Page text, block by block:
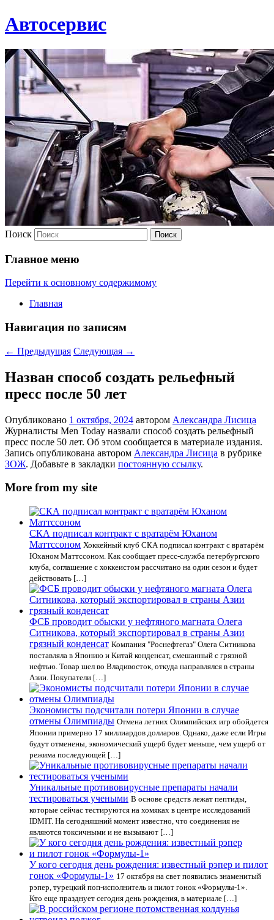
Автосервис
Поиск
Главное меню
Перейти к основному содержимому
Главная
Навигация по записям
← Предыдущая Следующая →
Назван способ создать рельефный
пресс после 50 лет
Опубликовано 1 октября, 2024 автором Александра Лисица
Журналисты Men Today назвали способ создать рельефный
пресс после 50 лет. Об этом сообщается в материале издания.
Запись опубликована автором Александра Лисица в рубрике
ЗОЖ. Добавьте в закладки постоянную ссылку.
More from my site
СКА подписал контракт с вратарём Юханом
Маттссоном Хоккейный клуб СКА подписал контракт с вратарём
Юханом Маттссоном. Как сообщает пресс-служба петербургского
клуба, соглашение с хоккеистом рассчитано на один сезон и будет
действовать […]
ФСБ проводит обыски у нефтяного магната Олега
Ситникова, который экспортировал в страны Азии
грязный конденсат Компания "Роснефтегаз" Олега Ситникова
поставляла в Японию и Китай конденсат, смешанный с грязной
нефтью. Товар шел во Владивосток, откуда направлялся в страны
Азии. Покупатели […]
Экономисты подсчитали потери Японии в случае
отмены Олимпиады Отмена летних Олимпийских игр обойдется
Японии примерно 17 миллиардов долларов. Однако, даже если Игры
будут отменены, экономический ущерб будет меньше, чем ущерб от
режима последующей […]
Уникальные противовирусные препараты начали
тестироваться учеными В основе средств лежат пептиды,
которые сейчас тестируются на хомяках в центре исследований
IDMIT. На сегодняшний момент известно, что соединения не
являются токсичными и не вызывают […]
У кого сегодня день рождения: известный рэпер и пилот
гонок «Формулы-1» 17 октября на свет появились знаменитый
рэпер, турецкий поп-исполнитель и пилот гонок «Формулы-1».
Кто еще празднует сегодня день рождения, в материале […]